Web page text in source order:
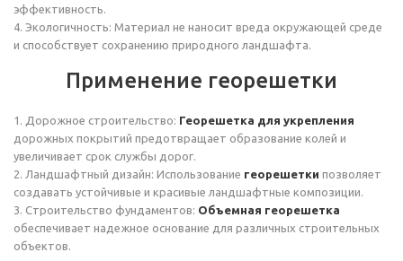
эффективность.
4. Экологичность: Материал не наносит вреда окружающей среде
и способствует сохранению природного ландшафта.
Применение георешетки
1. Дорожное строительство: Георешетка для укрепления
дорожных покрытий предотвращает образование колей и
увеличивает срок службы дорог.
2. Ландшафтный дизайн: Использование георешетки позволяет
создавать устойчивые и красивые ландшафтные композиции.
3. Строительство фундаментов: Объемная георешетка
обеспечивает надежное основание для различных строительных
объектов.